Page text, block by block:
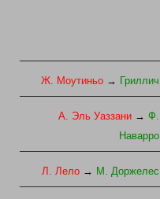
Ж. Моутиньо → Гриллич
А. Эль Уаззани → Ф.
Наварро
Л. Лело → М. Доржелес